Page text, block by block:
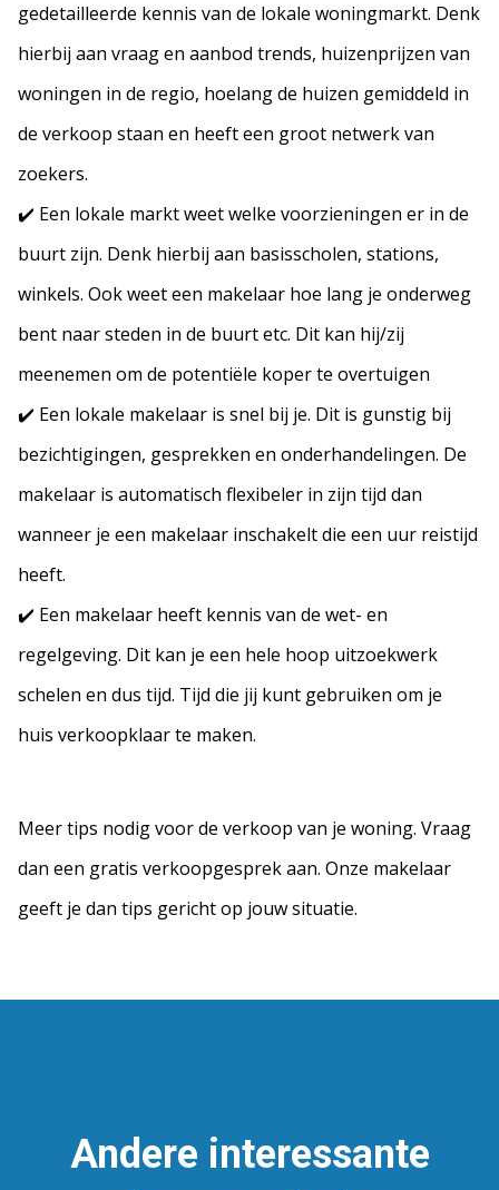
gedetailleerde kennis van de lokale woningmarkt. Denk
hierbij aan vraag en aanbod trends, huizenprijzen van
woningen in de regio, hoelang de huizen gemiddeld in
de verkoop staan en heeft een groot netwerk van
zoekers.
✔️ Een lokale markt weet welke voorzieningen er in de
buurt zijn. Denk hierbij aan basisscholen, stations,
winkels. Ook weet een makelaar hoe lang je onderweg
bent naar steden in de buurt etc. Dit kan hij/zij
meenemen om de potentiële koper te overtuigen
✔️ Een lokale makelaar is snel bij je. Dit is gunstig bij
bezichtigingen, gesprekken en onderhandelingen. De
makelaar is automatisch flexibeler in zijn tijd dan
wanneer je een makelaar inschakelt die een uur reistijd
heeft.
✔️ Een makelaar heeft kennis van de wet- en
regelgeving. Dit kan je een hele hoop uitzoekwerk
schelen en dus tijd. Tijd die jij kunt gebruiken om je
huis verkoopklaar te maken.
Meer tips nodig voor de verkoop van je woning. Vraag
dan een gratis verkoopgesprek aan. Onze makelaar
geeft je dan tips gericht op jouw situatie.
Andere interessante